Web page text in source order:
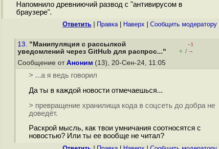
Напомнило древниючий развод с "антивирусом в
браузере".
Ответить Правка| Наверх Cообщить модератору
13. "Манипуляция с рассылкой
уведомлений через GitHub для распрос..."
–1
+ / –
Сообщение от Аноним (13), 20-Сен-24, 11:05
> ...а я ведь говорил
Да ты в каждой новости отмечаешься...
> превращение хранилища кода в соцсеть до добра не
доведёт.
Раскрой мысль, как твои умничания соотносятся с
новостью? Или ты ее вообще не читал?